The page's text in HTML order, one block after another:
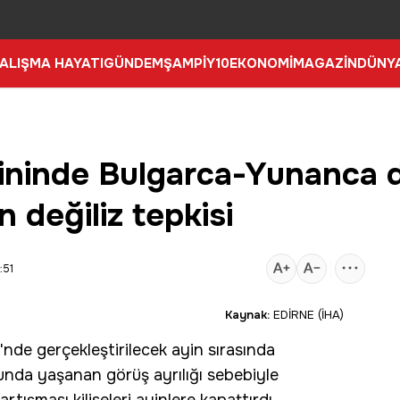
HAYATIGÜNDEMŞAMPİY10EKONOMİMAGAZİN
Bulgarca-Yunanca
değiliz tepkisi
Kaynak: EDİRNE (İHA)
'nde gerçekleştirilecek ayin sırasında
yaşanan görüş ayrılığı sebebiyle